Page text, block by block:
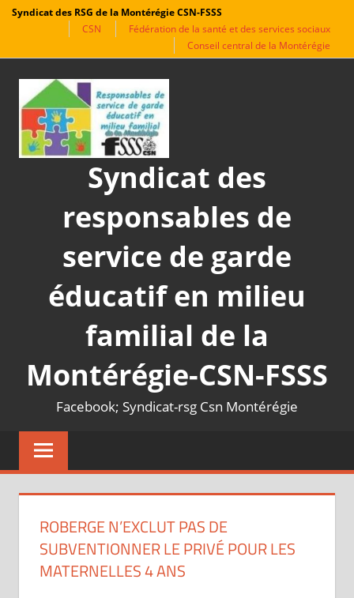
Syndicat des RSG de la Montérégie CSN-FSSS
CSN
Fédération de la santé et des services sociaux
Conseil central de la Montérégie
contenu
Syndicat des
responsables de
service de garde
éducatif en milieu
familial de la
Montérégie-CSN-FSSS
Facebook; Syndicat-rsg Csn Montérégie
ROBERGE N’EXCLUT PAS DE
SUBVENTIONNER LE PRIVÉ POUR LES
MATERNELLES 4 ANS